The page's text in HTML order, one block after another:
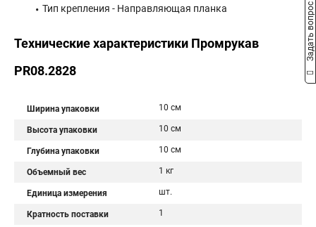
Тип крепления - Направляющая планка
Технические характеристики Промрукав
PR08.2828
Ширина упаковки 10 см
Высота упаковки 10 см
Глубина упаковки 10 см
Объемный вес 1 кг
Единица измерения шт.
Кратность поставки 1
Задать вопрос